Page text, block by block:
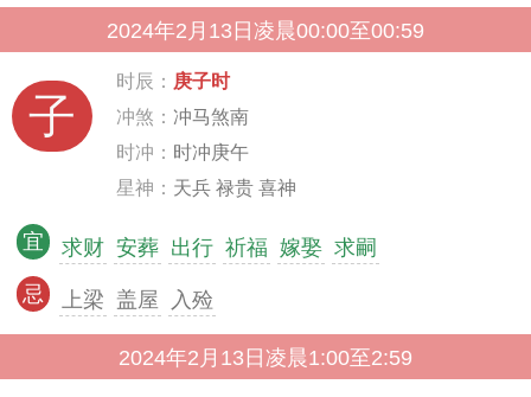
2024年2月13日凌晨00:00至00:59
子
时辰： 庚子时
冲煞： 冲马煞南
时冲： 时冲庚午
星神： 天兵 禄贵 喜神
宜 求财 安葬 出行 祈福 嫁娶 求嗣
忌 上梁 盖屋 入殓
2024年2月13日凌晨1:00至2:59